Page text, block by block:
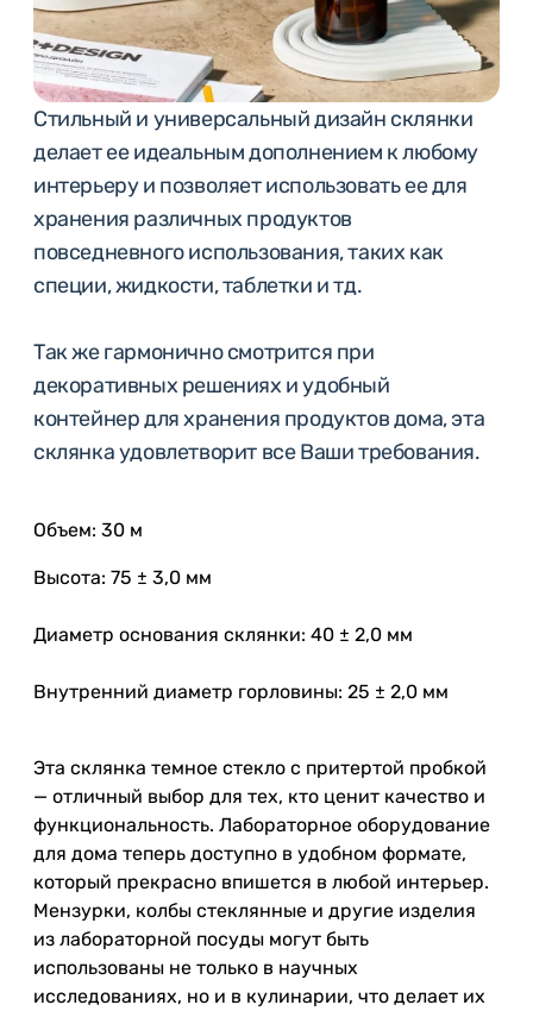
Стильный и универсальный дизайн склянки
делает ее идеальным дополнением к любому
интерьеру и позволяет использовать ее для
хранения различных продуктов
повседневного использования, таких как
специи, жидкости, таблетки и тд.
Так же гармонично смотрится при
декоративных решениях и удобный
контейнер для хранения продуктов дома, эта
склянка удовлетворит все Ваши требования.
Объем: 30 м
Высота: 75 ± 3,0 мм
Диаметр основания склянки: 40 ± 2,0 мм
Внутренний диаметр горловины: 25 ± 2,0 мм
Эта склянка темное стекло с притертой пробкой
— отличный выбор для тех, кто ценит качество и
функциональность. Лабораторное оборудование
для дома теперь доступно в удобном формате,
который прекрасно впишется в любой интерьер.
Мензурки, колбы стеклянные и другие изделия
из лабораторной посуды могут быть
использованы не только в научных
исследованиях, но и в кулинарии, что делает их